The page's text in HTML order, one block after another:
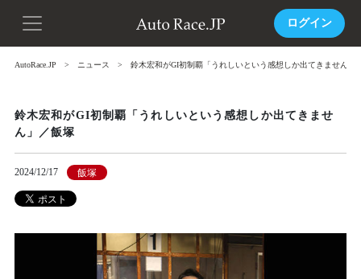
ログイン
AutoRace.JP ニュース 鈴木宏和がGI初制覇「うれしいという感想しか出てきません」
鈴木宏和がGI初制覇「うれしいという感想しか出てきませ
ん」／飯塚
2024/12/17 飯塚